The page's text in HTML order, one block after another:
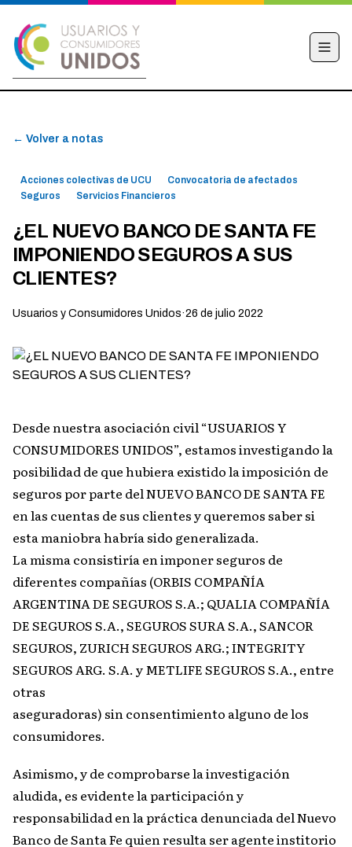
CAMPAÑA
EDUCACIÓN FINANCIERA
HACÉ TU DENUNCIA
OBSERVATORIO
← Volver a notas
Acciones colectivas de UCU
Convocatoria de afectados
Seguros
Servicios Financieros
¿EL NUEVO BANCO DE SANTA FE
IMPONIENDO SEGUROS A SUS
CLIENTES?
Usuarios y Consumidores Unidos·26 de julio 2022
Desde nuestra asociación civil “USUARIOS Y
CONSUMIDORES UNIDOS”, estamos investigando la
posibilidad de que hubiera existido la imposición de
seguros por parte del NUEVO BANCO DE SANTA FE
en las cuentas de sus clientes y queremos saber si
esta maniobra habría sido generalizada.
La misma consistiría en imponer seguros de
diferentes compañías (ORBIS COMPAÑÍA
ARGENTINA DE SEGUROS S.A.; QUALIA COMPAÑÍA
DE SEGUROS S.A., SEGUROS SURA S.A., SANCOR
SEGUROS, ZURICH SEGUROS ARG.; INTEGRITY
SEGUROS ARG. S.A. y METLIFE SEGUROS S.A., entre
otras
aseguradoras) sin consentimiento alguno de los
consumidores.
Asimismo, y de comprobarse la investigación
aludida, es evidente la participación y
responsabilidad en la práctica denunciada del Nuevo
Banco de Santa Fe quien resulta ser agente institorio